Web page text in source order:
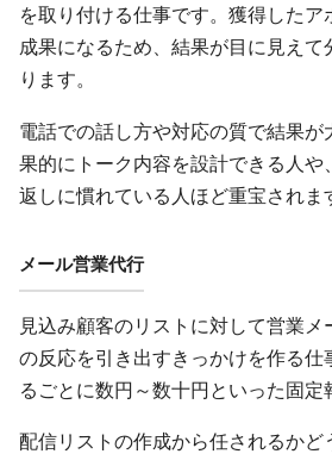
を取り付ける仕事です。獲得したア
成果になるため、結果が目に見えて
ります。
電話での話し方や対応の質で結果が
果的にトーク内容を設計できる人や
返しに慣れている人ほど重宝されま
メール営業代行
見込み顧客のリストに対して営業メ
の反応を引き出すきっかけを作る仕
るごとに数円～数十円といった固定
配信リストの作成から任されるかど